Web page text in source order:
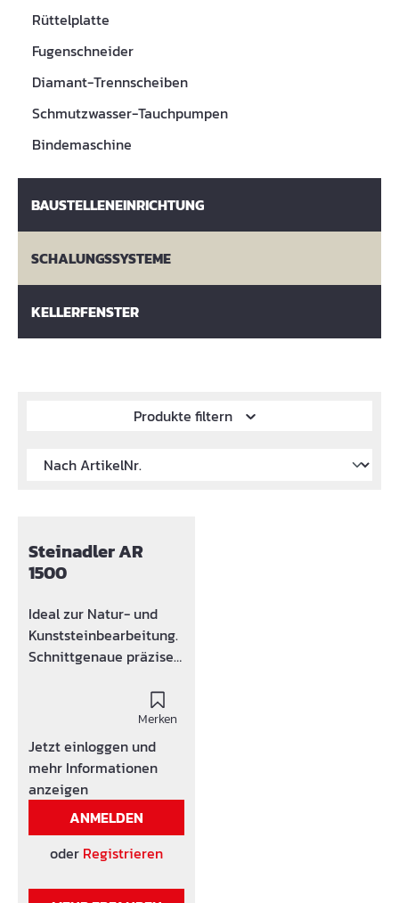
Rüttelplatte
Fugenschneider
Diamant-Trennscheiben
Schmutzwasser-Tauchpumpen
Bindemaschine
BAUSTELLENEINRICHTUNG
SCHALUNGSSYSTEME
KELLERFENSTER
Produkte filtern
Steinadler AR
1500
Ideal zur Natur- und
Kunststeinbearbeitung.
Schnittgenaue präzise
Bauweise. Das Model AR
ist standardmäßig mit
Spindelhöhenverstellun
g gefertigt.
Wasserzuleitung und
Elektrokabel werden
über eine Kunststoff
Motoren mit größerer
Merken
Jetzt einloggen und
mehr Informationen
anzeigen
ANMELDEN
oder Registrieren